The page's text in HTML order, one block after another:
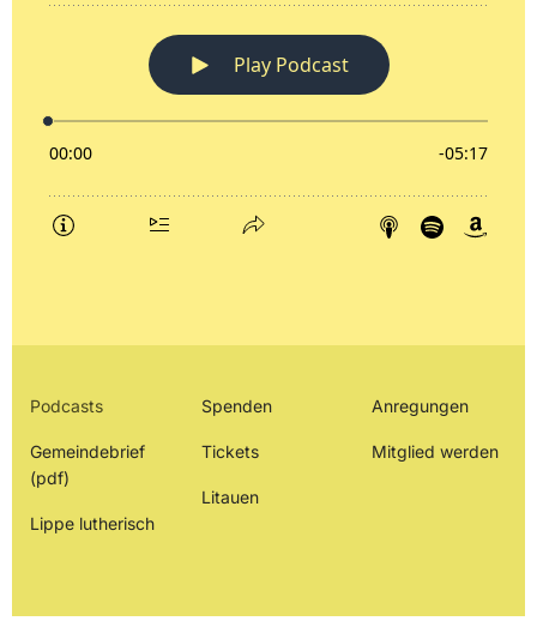
Podcasts
Gemeindebrief
(pdf)
Lippe lutherisch
Spenden
Tickets
Litauen
Anregungen
Mitglied werden